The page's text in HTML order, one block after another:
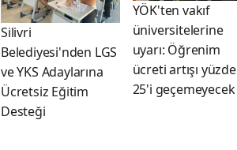
Silivri
Belediyesi'nden LGS
ve YKS Adaylarına
Ücretsiz Eğitim
Desteği
YÖK'ten vakıf
üniversitelerine
uyarı: Öğrenim
ücreti artışı yüzde
25'i geçemeyecek